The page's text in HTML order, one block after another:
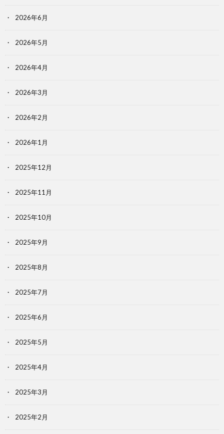
2026年6月
2026年5月
2026年4月
2026年3月
2026年2月
2026年1月
2025年12月
2025年11月
2025年10月
2025年9月
2025年8月
2025年7月
2025年6月
2025年5月
2025年4月
2025年3月
2025年2月